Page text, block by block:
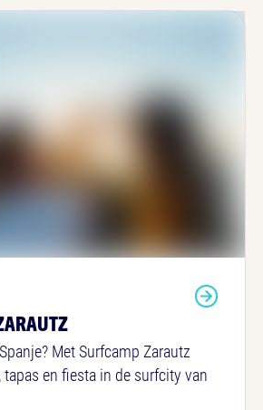
Met Surfcamp Zarautz
tapas en fiesta in de surfcity van